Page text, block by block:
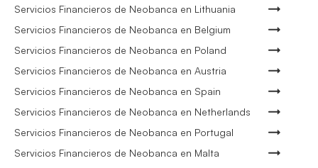
Servicios Financieros de Neobanca en Lithuania
Servicios Financieros de Neobanca en Belgium
Servicios Financieros de Neobanca en Poland
Servicios Financieros de Neobanca en Austria
Servicios Financieros de Neobanca en Spain
Servicios Financieros de Neobanca en Netherlands
Servicios Financieros de Neobanca en Portugal
Servicios Financieros de Neobanca en Malta